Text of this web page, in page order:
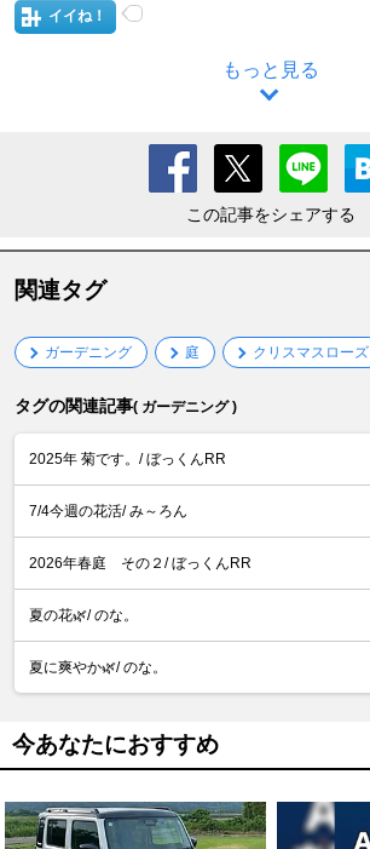
イイね！
もっと見る
この記事をシェアする
関連タグ
ガーデニング 庭 クリスマスローズ
タグの関連記事( ガーデニング )
2025年 菊です。/ ぼっくんRR
7/4今週の花活/ み～ろん
2026年春庭 その２/ ぼっくんRR
夏の花🌿/ のな。
夏に爽やか🌿/ のな。
今あなたにおすすめ